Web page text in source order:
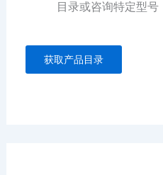
目录或咨询特定型号
获取产品目录